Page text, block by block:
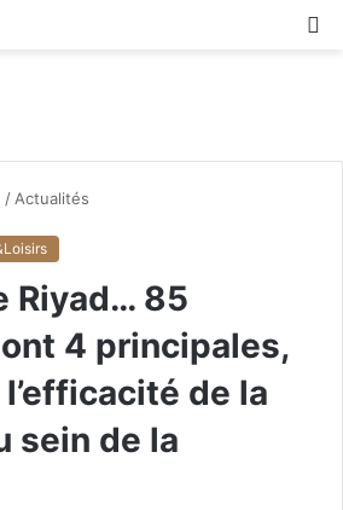
/Actualités
Riyad… 85
4 principales,
de la
sein de la